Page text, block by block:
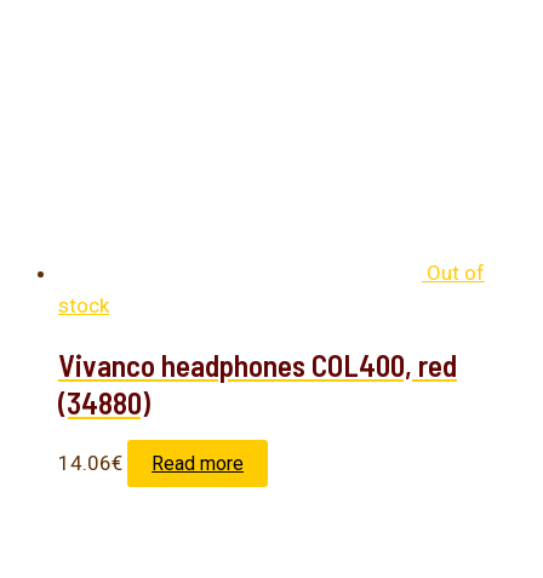
Out of
stock
Vivanco headphones COL400, red
(34880)
14.06€ Read more